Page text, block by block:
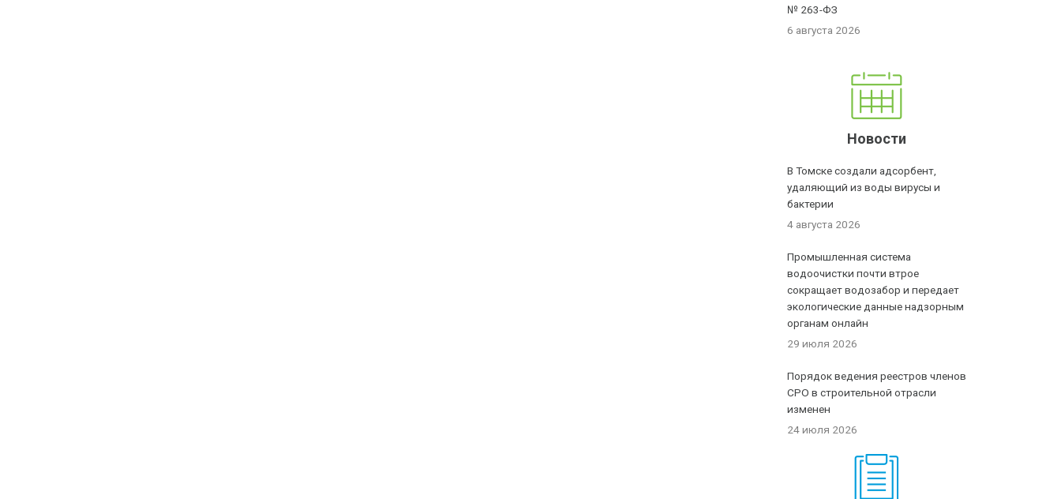
№ 263-ФЗ
6 августа 2026
Новости
В Томске создали адсорбент,
удаляющий из воды вирусы и
бактерии
4 августа 2026
Промышленная система
водоочистки почти втрое
сокращает водозабор и передает
экологические данные надзорным
органам онлайн
29 июля 2026
Порядок ведения реестров членов
СРО в строительной отрасли
изменен
24 июля 2026